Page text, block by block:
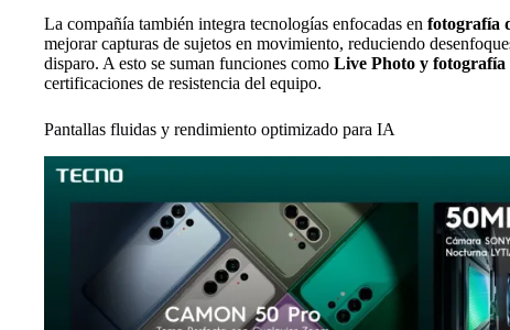
La compañía también integra tecnologías enfocadas en fotografía
mejorar capturas de sujetos en movimiento, reduciendo
disparo. A esto se suman funciones como Live Photo y fotografía
certificaciones de resistencia del equipo.
Pantallas fluidas y rendimiento optimizado para IA